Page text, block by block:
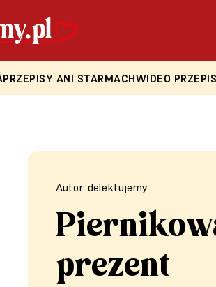
PRZEPISY ANI STARMACHWIDEO
Autor: delektujemy
prezent